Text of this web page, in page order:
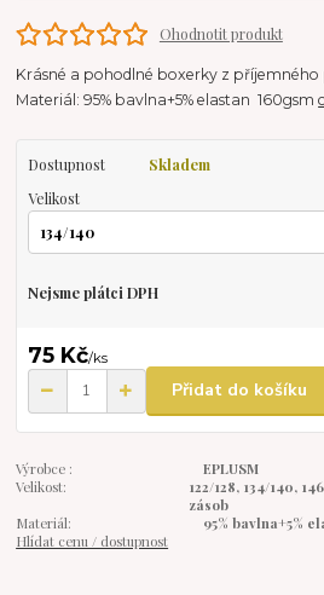
Ohodnotit produkt
Krásné a pohodlné boxerky z
Materiál: 95% bavlna+5% elastan 160gsm
Dostupnost
Skladem
Velikost
Nejsme plátci DPH
75 Kč/ks
Přidat do košíku
Výrobce :
EPLUSM
Velikost:
122/128, 134/140,
zásob
Materiál:
95% bavlna+5%
Hlídat cenu / dostupnost